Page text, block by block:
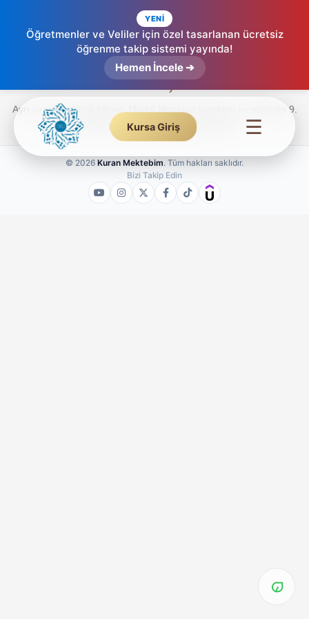
YENİ
Öğretmenler ve Veliler için özel tasarlanan ücretsiz
öğrenme takip sistemi yayında!
Hemen İncele ➔
Kursa Giriş ☰
Meddi Munfasıl – Etkileşimli Tecvid (9.
Ders)
Ayrı uzatma olarak bilinen Meddi Munfasıl kuralının inceliklerini 9.
dersimizde videolu anlatımla keşfedin.
© 2026 Kuran Mektebim. Tüm hakları saklıdır.
Bizi Takip Edin